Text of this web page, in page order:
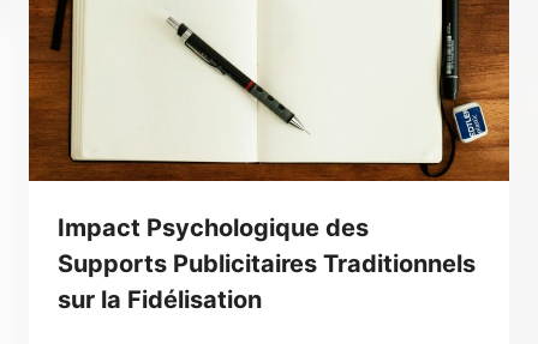
Impact Psychologique des
Supports Publicitaires Traditionnels
sur la Fidélisation